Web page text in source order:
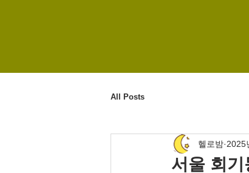
All Posts
서울 회
헬로밤 2025